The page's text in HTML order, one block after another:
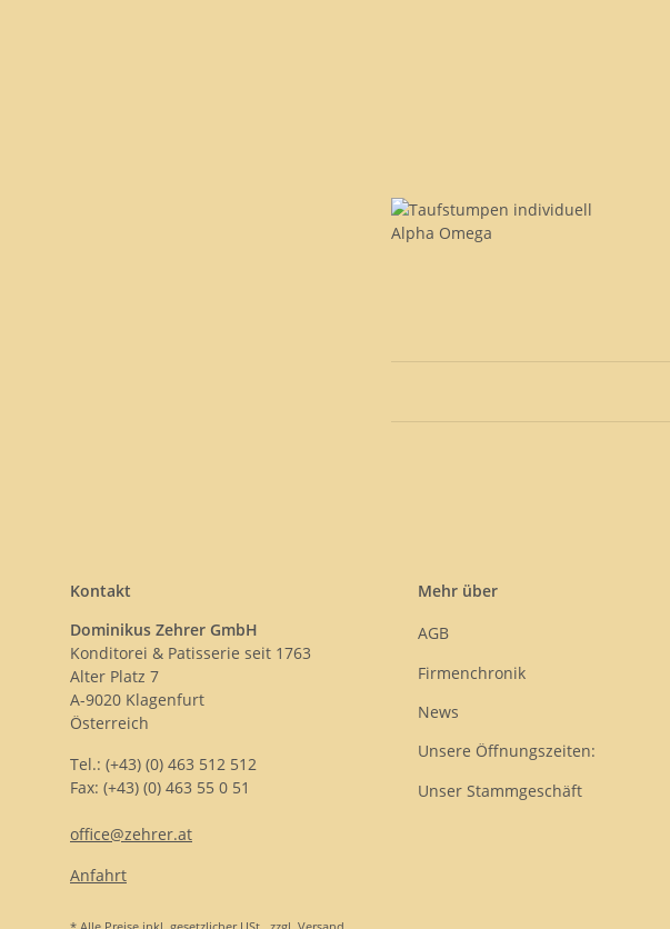
Kontakt
Dominikus Zehrer GmbH
Konditorei & Patisserie seit 1763
Alter Platz 7
A-9020 Klagenfurt
Österreich
Tel.: (+43) (0) 463 512 512
Fax: (+43) (0) 463 55 0 51
office@zehrer.at
Anfahrt
Mehr über
AGB
Firmenchronik
News
Unsere Öffnungszeiten:
Unser Stammgeschäft